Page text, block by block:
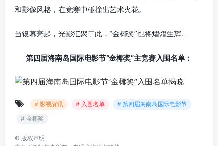
和影像风格，在竞赛中碰撞出艺术火花。
当银幕亮起，光影汇聚于此，“金椰奖”也将熠熠生辉。
第四届海南岛国际电影节“金椰奖”主竞赛入围名单：
# 影视资讯 # 入围名单
# 第四届海南岛国际电影节
# 金椰奖
© 版权声明